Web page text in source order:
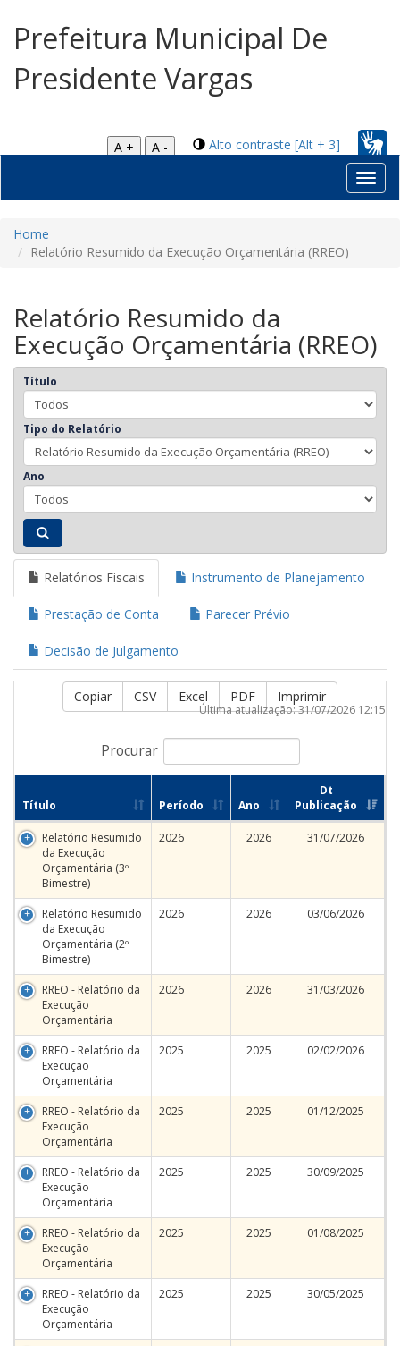
Prefeitura Municipal De
Presidente Vargas
Alto contraste [Alt + 3]
A +
A -
Home
Relatório Resumido da Execução Orçamentária (RREO)
Relatório Resumido da
Execução Orçamentária (RREO)
Título
Tipo do Relatório
Ano
Relatórios Fiscais Instrumento de Planejamento
Prestação de Conta Parecer Prévio
Decisão de Julgamento
Copiar CSV Excel PDF Imprimir
Procurar
Última atualização: 31/07/2026 12:15
Título Período Ano
Dt
Publicação
Relatório Resumido
da Execução
Orçamentária (3º
Bimestre)
2026 2026 31/07/2026
Relatório Resumido
da Execução
Orçamentária (2º
Bimestre)
2026 2026 03/06/2026
RREO - Relatório da
Execução
Orçamentária
2026 2026 31/03/2026
RREO - Relatório da
Execução
Orçamentária
2025 2025 02/02/2026
RREO - Relatório da
Execução
Orçamentária
2025 2025 01/12/2025
RREO - Relatório da
Execução
Orçamentária
2025 2025 30/09/2025
RREO - Relatório da
Execução
Orçamentária
2025 2025 01/08/2025
RREO - Relatório da
Execução
Orçamentária
2025 2025 30/05/2025